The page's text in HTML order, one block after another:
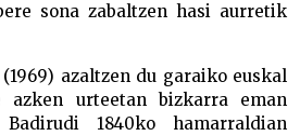
sona zabaltzen hasi aurretik
azaltzen du garaiko euskal
azken urteetan bizkarra eman
1840ko hamarraldian